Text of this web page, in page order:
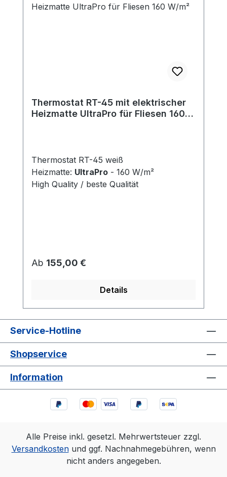
Thermostat RT-45 mit elektrischer
Heizmatte UltraPro für Fliesen 160
Thermostat RT-45 weiß
Heizmatte: UltraPro - 160 W/m²
High Quality / beste Qualität
Regulärer Preis:
Ab 155,00 €
Details
Service-Hotline
Shopservice
Information
Alle Preise inkl. gesetzl. Mehrwertsteuer zzgl.
Versandkostenund ggf. Nachnahmegebühren, wenn
nicht anders angegeben.